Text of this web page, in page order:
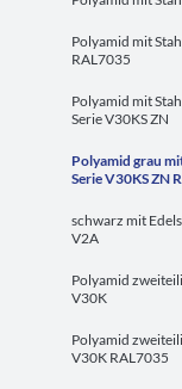
Polyamid mit
RAL7035
Polyamid mit
Serie V30KS ZN
Polyamid grau
Serie V30KS ZN
schwarz mit
V2A
Polyamid
V30K
Polyamid
V30K RAL7035